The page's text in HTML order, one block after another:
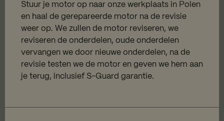
Stuur je motor op naar onze werkplaats in Polen
en haal de gerepareerde motor na de revisie
weer op. We zullen de motor reviseren, we
reviseren de onderdelen, oude onderdelen
vervangen we door nieuwe onderdelen, na de
revisie testen we de motor en geven we hem aan
je terug, inclusief S-Guard garantie.